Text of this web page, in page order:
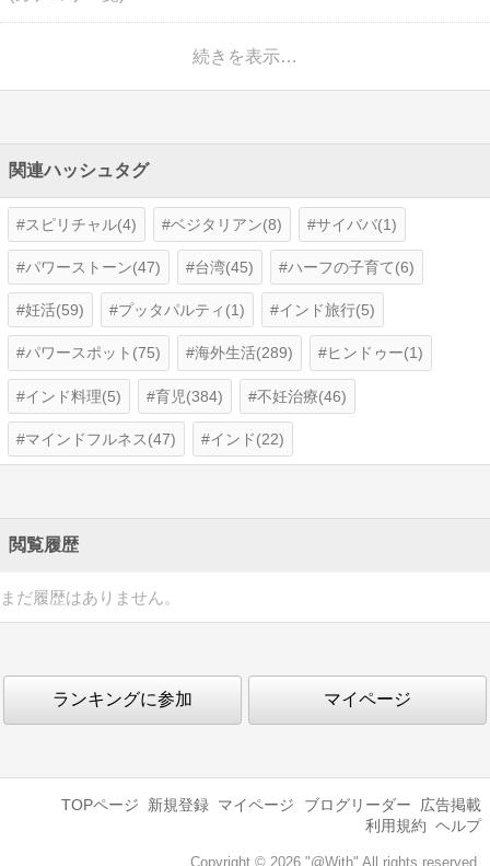
続きを表示…
関連ハッシュタグ
スピリチャル(4) ベジタリアン(8) サイババ(1)
パワーストーン(47) 台湾(45) ハーフの子育て(6)
妊活(59) プッタパルティ(1) インド旅行(5)
パワースポット(75) 海外生活(289) ヒンドゥー(1)
インド料理(5) 育児(384) 不妊治療(46)
マインドフルネス(47) インド(22)
閲覧履歴
まだ履歴はありません。
ランキングに参加 マイページ
TOPページ 新規登録 マイページ ブログリーダー
広告掲載
利用規約 ヘルプ
Copyright © 2026 "@With" All rights reserved.